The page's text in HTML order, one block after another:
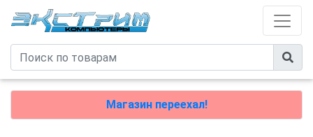
Магазин переехал!